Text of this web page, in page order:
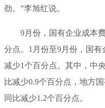
劲。”李旭红说。
9月份，国有企业成本
分点。1月份至9月份，国
减少1个百分点。其中，中
比减少0.9个百分点，地方
同比减少1.2个百分点。